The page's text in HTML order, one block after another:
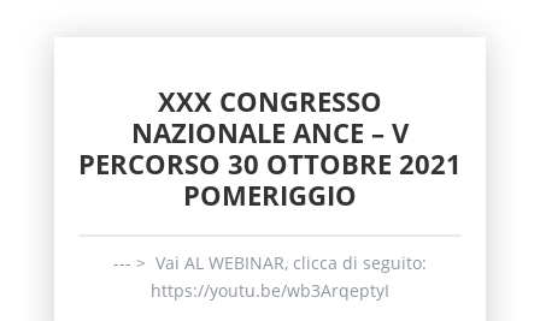
XXX CONGRESSO
NAZIONALE ANCE – V
PERCORSO 30 OTTOBRE 2021
POMERIGGIO
--- > Vai AL WEBINAR, clicca di seguito:
https://youtu.be/wb3ArqeptyI